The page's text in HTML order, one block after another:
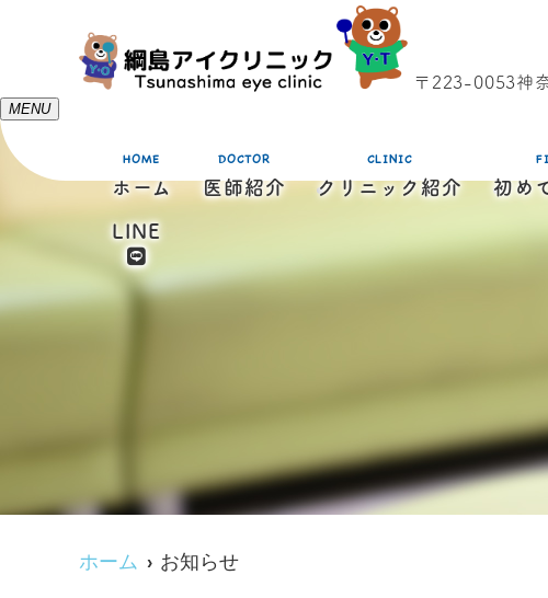
〒223-0053神
MENU
ホーム
HOME
医師紹介
DOCTOR
クリニック紹介
CLINIC
初め
LINE
ホーム お知らせ